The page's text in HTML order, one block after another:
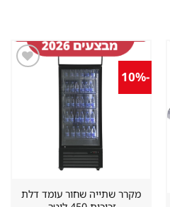
מקרר שתייה שחור עומד דלת